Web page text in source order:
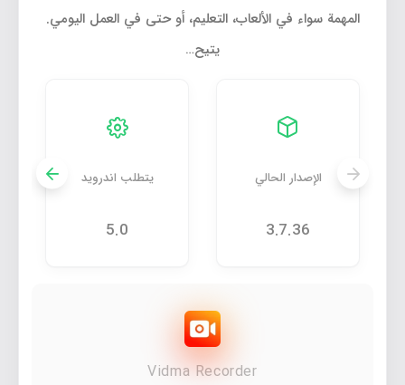
المهمة سواء في الألعاب، التعليم، أو حتى في العمل اليومي.
يتيح…
الإصدار الحالي
3.7.36
يتطلب اندرويد
5.0
Vidma Recorder